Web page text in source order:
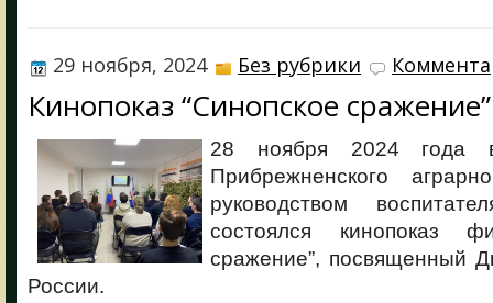
29 ноября, 2024 Без рубрики
Кинопоказ “Синопское сражение”
28 ноября 2024 года
Прибрежненского
руководством
состоялся кинопоказ
сражение”, посвященный
России.